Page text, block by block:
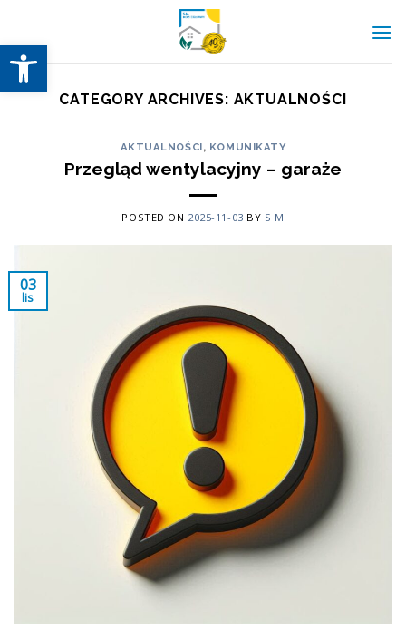
Otwórz pasek narzędzi
content
CATEGORY ARCHIVES: AKTUALNOŚCI
AKTUALNOŚCI, KOMUNIKATY
Przegląd wentylacyjny – garaże
POSTED ON 2025-11-03 BY S M
03
lis